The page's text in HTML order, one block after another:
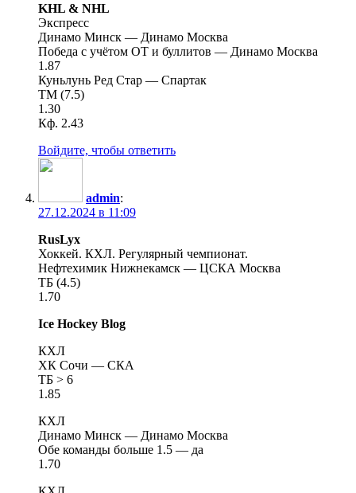
KHL & NHL
Экспресс
Динамо Минск — Динамо Москва
Победа с учётом ОТ и буллитов — Динамо Москва
1.87
Куньлунь Ред Стар — Спартак
ТМ (7.5)
1.30
Кф. 2.43
Войдите, чтобы ответить
admin:
27.12.2024 в 11:09
RusLyx
Хоккей. КХЛ. Регулярный чемпионат.
Нефтехимик Нижнекамск — ЦСКА Москва
ТБ (4.5)
1.70
Ice Hockey Blog
КХЛ
ХК Сочи — СКА
ТБ > 6
1.85
КХЛ
Динамо Минск — Динамо Москва
Обе команды больше 1.5 — да
1.70